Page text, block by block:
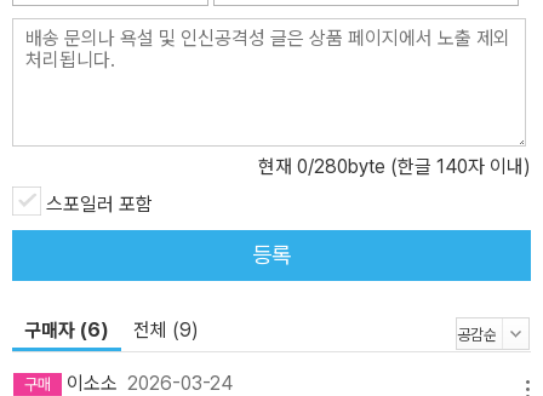
현재 0/280byte (한글 140자 이내)
스포일러 포함
등록
구매자 (6) 전체 (9)
이소소 2026-03-24